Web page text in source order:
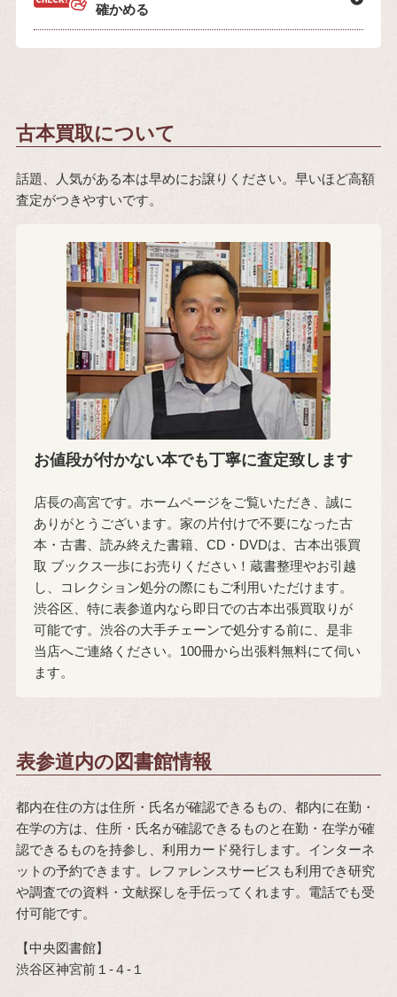
確かめる
古本買取について
話題、人気がある本は早めにお譲りください。早いほど高額
査定がつきやすいです。
お値段が付かない本でも丁寧に査定致します
店長の高宮です。ホームページをご覧いただき、誠に
ありがとうございます。家の片付けで不要になった古
本・古書、読み終えた書籍、CD・DVDは、古本出張買
取 ブックス一歩にお売りください！蔵書整理やお引越
し、コレクション処分の際にもご利用いただけます。
渋谷区、特に表参道内なら即日での古本出張買取りが
可能です。渋谷の大手チェーンで処分する前に、是非
当店へご連絡ください。100冊から出張料無料にて伺い
ます。
表参道内の図書館情報
都内在住の方は住所・氏名が確認できるもの、都内に在勤・
在学の方は、住所・氏名が確認できるものと在勤・在学が確
認できるものを持参し、利用カード発行します。インターネ
ットの予約できます。レファレンスサービスも利用でき研究
や調査での資料・文献探しを手伝ってくれます。電話でも受
付可能です。
【中央図書館】
渋谷区神宮前１-４-１